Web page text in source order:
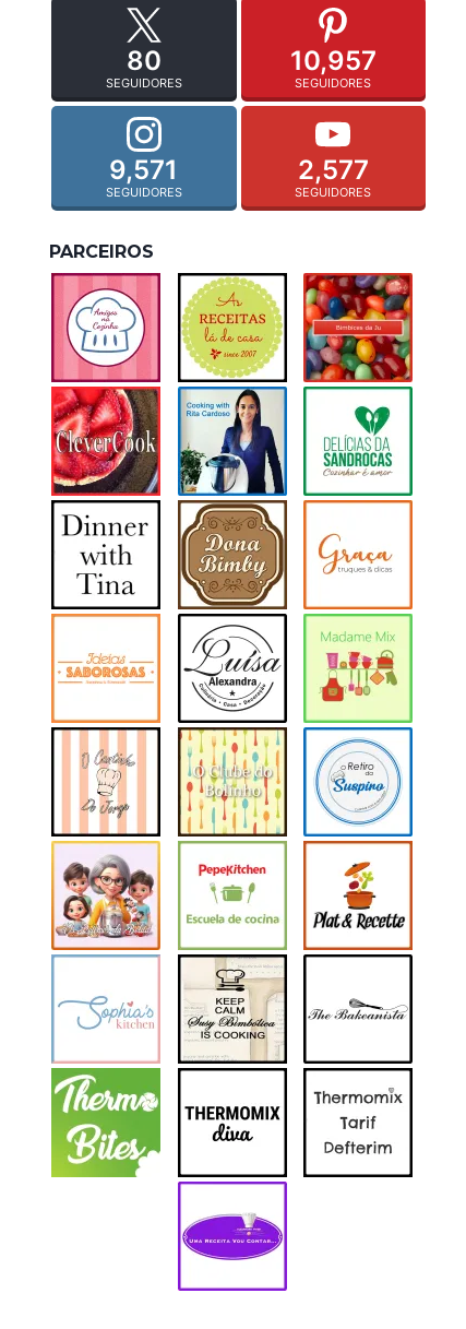
80
SEGUIDORES
10,957
SEGUIDORES
9,571
SEGUIDORES
2,577
SEGUIDORES
PARCEIROS